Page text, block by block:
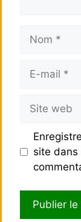
Nom
Site
web
site dans